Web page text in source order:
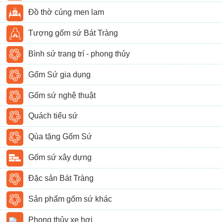
Đồ thờ cúng men lam
Tượng gốm sứ Bát Tràng
Bình sứ trang trí - phong thủy
Gốm Sứ gia dụng
Gốm sứ nghệ thuật
Quách tiểu sứ
Qùa tặng Gốm Sứ
Gốm sứ xây dựng
Đặc sản Bát Tràng
Sản phẩm gốm sứ khác
Phong thủy xe hơi